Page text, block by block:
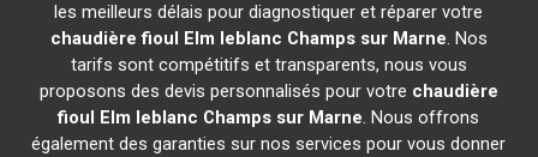
les meilleurs délais pour diagnostiquer et réparer votre
chaudière fioul Elm leblanc Champs sur Marne. Nos
tarifs sont compétitifs et transparents, nous vous
proposons des devis personnalisés pour votre chaudière
fioul Elm leblanc Champs sur Marne. Nous offrons
également des garanties sur nos services pour vous donner